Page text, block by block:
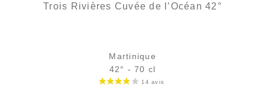
Trois Rivières Cuvée de l’Océan 42°
Martinique
42° - 70 cl